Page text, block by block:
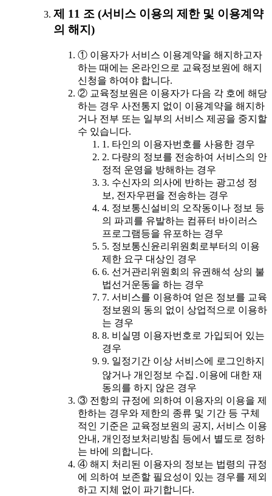
제 11 조 (서비스 이용의 제한 및 이용계약
의 해지)
① 이용자가 서비스 이용계약을 해지하고자
하는 때에는 온라인으로 교육정보원에 해지
신청을 하여야 합니다.
② 교육정보원은 이용자가 다음 각 호에 해당
하는 경우 사전통지 없이 이용계약을 해지하
거나 전부 또는 일부의 서비스 제공을 중지할
수 있습니다.
1. 타인의 이용자번호를 사용한 경우
2. 다량의 정보를 전송하여 서비스의 안
정적 운영을 방해하는 경우
3. 수신자의 의사에 반하는 광고성 정
보, 전자우편을 전송하는 경우
4. 정보통신설비의 오작동이나 정보 등
의 파괴를 유발하는 컴퓨터 바이러스
프로그램등을 유포하는 경우
5. 정보통신윤리위원회로부터의 이용
제한 요구 대상인 경우
6. 선거관리위원회의 유권해석 상의 불
법선거운동을 하는 경우
7. 서비스를 이용하여 얻은 정보를 교육
정보원의 동의 없이 상업적으로 이용하
는 경우
8. 비실명 이용자번호로 가입되어 있는
경우
9. 일정기간 이상 서비스에 로그인하지
않거나 개인정보 수집․이용에 대한 재
동의를 하지 않은 경우
③ 전항의 규정에 의하여 이용자의 이용을 제
한하는 경우와 제한의 종류 및 기간 등 구체
적인 기준은 교육정보원의 공지, 서비스 이용
안내, 개인정보처리방침 등에서 별도로 정하
는 바에 의합니다.
④ 해지 처리된 이용자의 정보는 법령의 규정
에 의하여 보존할 필요성이 있는 경우를 제외
하고 지체 없이 파기합니다.